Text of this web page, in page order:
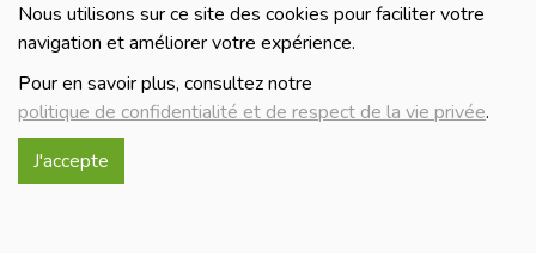
Nous utilisons sur ce site des cookies pour faciliter votre
navigation et améliorer votre expérience.
Pour en savoir plus, consultez notre
politique de confidentialité et de respect de la vie privée.
J'accepte
Numéro d'entreprise : BE 0740.515.321
Politique de confidentialité et de respect de la vie